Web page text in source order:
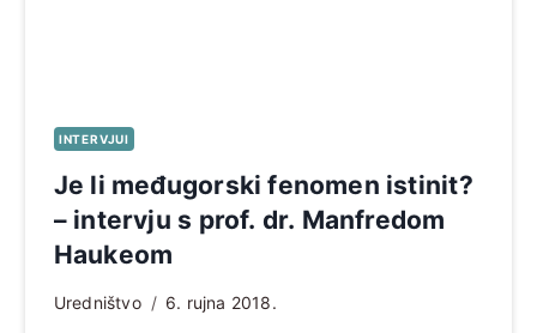
INTERVJUI
Je li međugorski fenomen istinit?
– intervju s prof. dr. Manfredom
Haukeom
Uredništvo 6. rujna 2018.